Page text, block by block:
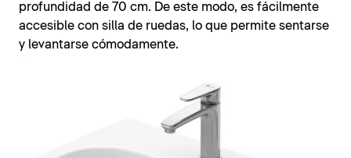
profundidad de 70 cm. De este modo, es fácilmente
accesible con silla de ruedas, lo que permite sentarse
y levantarse cómodamente.